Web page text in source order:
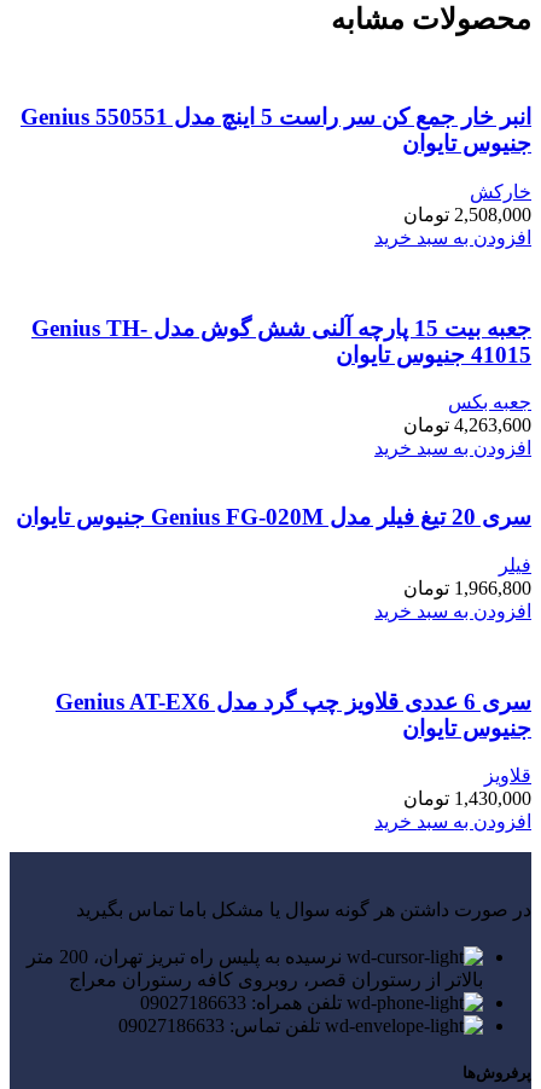
محصولات مشابه
انبر خار جمع کن سر راست 5 اینچ مدل Genius 550551
جنیوس تایوان
خارکش
2,508,000 تومان
افزودن به سبد خرید
جعبه بیت 15 پارچه آلنی شش گوش مدل Genius TH-
41015 جنیوس تایوان
جعبه بکس
4,263,600 تومان
افزودن به سبد خرید
سری 20 تیغ فیلر مدل Genius FG-020M جنیوس تایوان
فیلر
1,966,800 تومان
افزودن به سبد خرید
سری 6 عددی قلاویز چپ گرد مدل Genius AT-EX6
جنیوس تایوان
قلاویز
1,430,000 تومان
افزودن به سبد خرید
در صورت داشتن هر گونه سوال یا مشکل باما تماس بگیرید
نرسیده به پلیس راه تبریز تهران، 200 متر
بالاتر از رستوران قصر، روبروی کافه رستوران معراج
تلفن همراه: 09027186633
تلفن تماس: 09027186633
پرفروش‌ها